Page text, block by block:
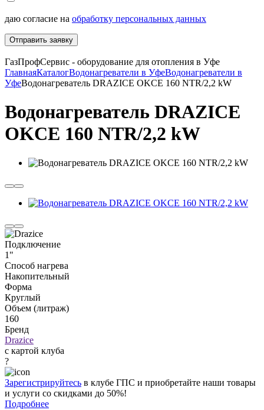
даю согласие на обработку персональных данных
Отправить заявку
ГазПрофСервис - оборудование для отопления в Уфе
ГлавнаяКаталогВодонагреватели в УфеВодонагреватели в
УфеВодонагреватель DRAZICE OKCE 160 NTR/2,2 kW
Водонагреватель DRAZICE
OKCE 160 NTR/2,2 kW
Подключение
1"
Способ нагрева
Накопительный
Форма
Круглый
Объем (литраж)
160
Бренд
Drazice
с картой клуба
?
Зарегистрируйтесь в клубе ГПС и приобретайте наши товары
и услуги со скидками до 50%!
Подробнее